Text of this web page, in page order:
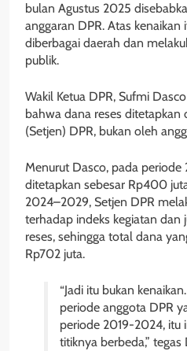
bulan Agustus 2025
anggaran DPR. Atas
diberbagai daerah dan
publik.
Wakil Ketua DPR, Sufmi
bahwa dana reses ditetapkan
(Setjen) DPR, bukan oleh
Menurut Dasco, pada
ditetapkan sebesar Rp400
2024–2029, Setjen DPR
terhadap indeks kegiatan dan
reses, sehingga total dana
Rp702 juta.
“Jadi itu bukan
periode anggota DPR
periode 2019-2024, itu
titiknya berbeda,” tegas